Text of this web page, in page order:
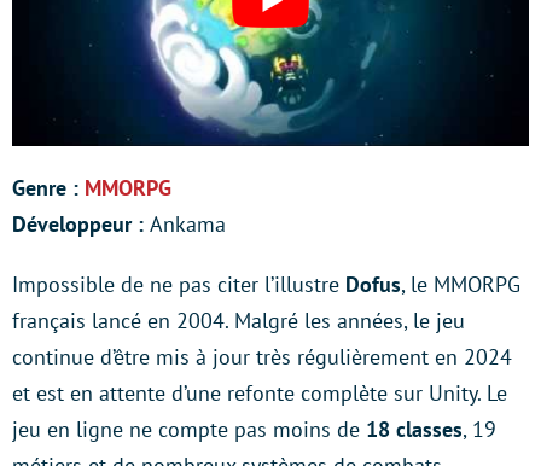
Genre : MMORPG
Développeur : Ankama
Impossible de ne pas citer l’illustre Dofus, le MMORPG
français lancé en 2004. Malgré les années, le jeu
continue d’être mis à jour très régulièrement en 2024
et est en attente d’une refonte complète sur Unity. Le
jeu en ligne ne compte pas moins de 18 classes, 19